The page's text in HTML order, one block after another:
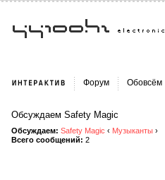
Форум Обовсём
Обсуждаем Safety Magic
Обсуждаем: Safety Magic ‹ Музыканты ›
Всего сообщений: 2